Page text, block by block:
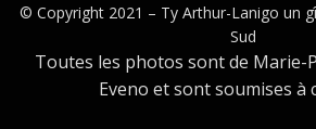
© Copyright 2021 – Ty Arthur-Lanigo un
Sud
Toutes les photos sont de Marie-
Eveno et sont soumises à